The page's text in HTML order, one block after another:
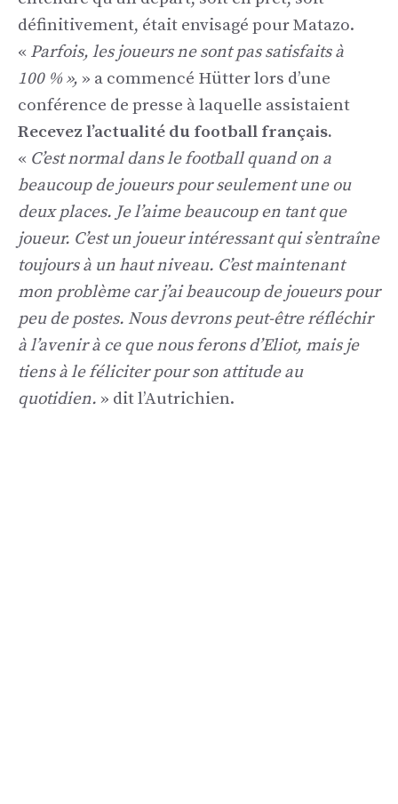
définitivement, était envisagé pour Matazo.
« Parfois, les joueurs ne sont pas satisfaits à
100 % », » a commencé Hütter lors d’une
conférence de presse à laquelle assistaient
Recevez l’actualité du football français.
« C’est normal dans le football quand on a
beaucoup de joueurs pour seulement une ou
deux places. Je l’aime beaucoup en tant que
joueur. C’est un joueur intéressant qui s’entraîne
toujours à un haut niveau. C’est maintenant
mon problème car j’ai beaucoup de joueurs pour
peu de postes. Nous devrons peut-être réfléchir
à l’avenir à ce que nous ferons d’Eliot, mais je
tiens à le féliciter pour son attitude au
quotidien. » dit l’Autrichien.